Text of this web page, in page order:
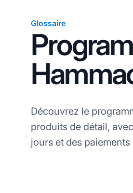
Glossaire
Découvrez le
produits de détail,
jours et des